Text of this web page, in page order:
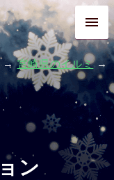
→宮崎県のイルミ→
ン